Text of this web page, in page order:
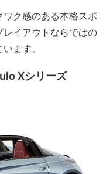
ク感のある本格スポ
イアウトならではの
ます。
Xシリーズ